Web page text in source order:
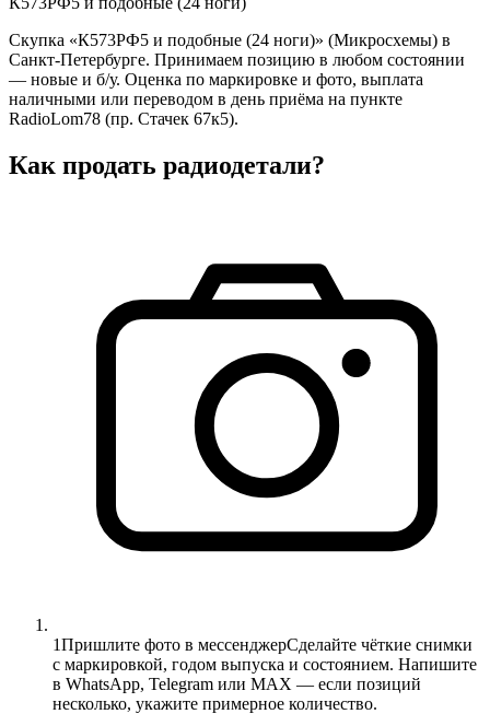
Скупка «К573РФ5 и подобные (24 ноги)» (Микросхемы) в
Санкт-Петербурге. Принимаем позицию в любом состоянии
— новые и б/у. Оценка по маркировке и фото, выплата
наличными или переводом в день приёма на пункте
RadioLom78 (пр. Стачек 67к5).
Как продать радиодетали?
1Пришлите фото в мессенджерСделайте чёткие снимки
с маркировкой, годом выпуска и состоянием. Напишите
в WhatsApp, Telegram или MAX — если позиций
несколько, укажите примерное количество.